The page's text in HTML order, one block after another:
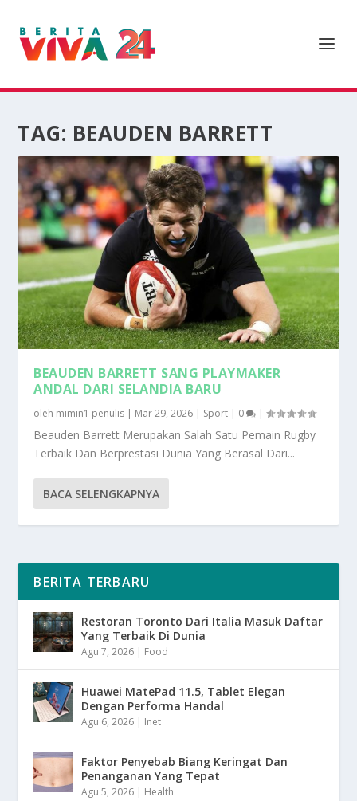
TAG: BEAUDEN BARRETT
BEAUDEN BARRETT SANG PLAYMAKER
ANDAL DARI SELANDIA BARU
oleh mimin1 penulis | Mar 29, 2026 | Sport | 0 |
Beauden Barrett Merupakan Salah Satu Pemain Rugby
Terbaik Dan Berprestasi Dunia Yang Berasal Dari...
BACA SELENGKAPNYA
BERITA TERBARU
Restoran Toronto Dari Italia Masuk Daftar
Yang Terbaik Di Dunia
Agu 7, 2026 | Food
Huawei MatePad 11.5, Tablet Elegan
Dengan Performa Handal
Agu 6, 2026 | Inet
Faktor Penyebab Biang Keringat Dan
Penanganan Yang Tepat
Agu 5, 2026 | Health